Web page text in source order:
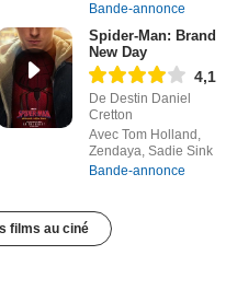
Bande-annonce
Spider-Man: Brand
New Day
4,1
De Destin Daniel
Cretton
Avec Tom Holland,
Zendaya, Sadie Sink
Bande-annonce
films au ciné